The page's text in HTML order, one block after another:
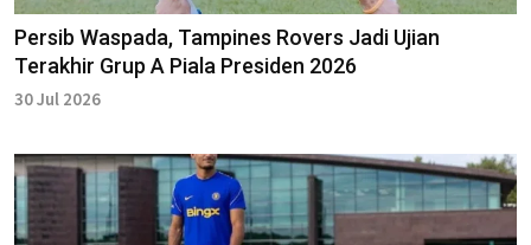
Persib Waspada, Tampines Rovers Jadi Ujian
Terakhir Grup A Piala Presiden 2026
30 Jul 2026